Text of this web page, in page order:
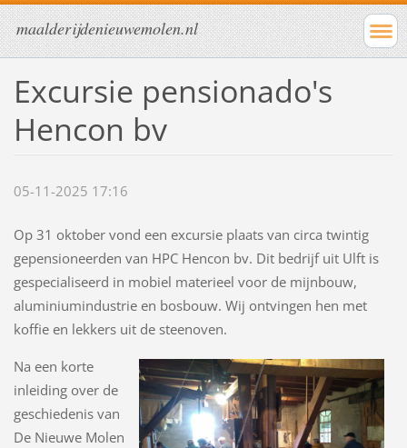
maalderijdenieuwemolen.nl
Excursie pensionado's
Hencon bv
05-11-2025 17:16
Op 31 oktober vond een excursie plaats van circa twintig
gepensioneerden van HPC Hencon bv. Dit bedrijf uit Ulft is
gespecialiseerd in mobiel materieel voor de mijnbouw,
aluminiumindustrie en bosbouw. Wij ontvingen hen met
koffie en lekkers uit de steenoven.
Na een korte
inleiding over de
geschiedenis van
De Nieuwe Molen